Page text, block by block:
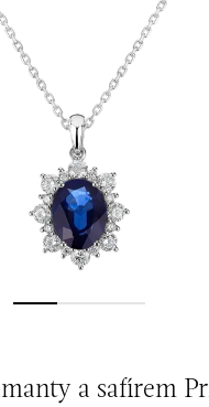
a safírem